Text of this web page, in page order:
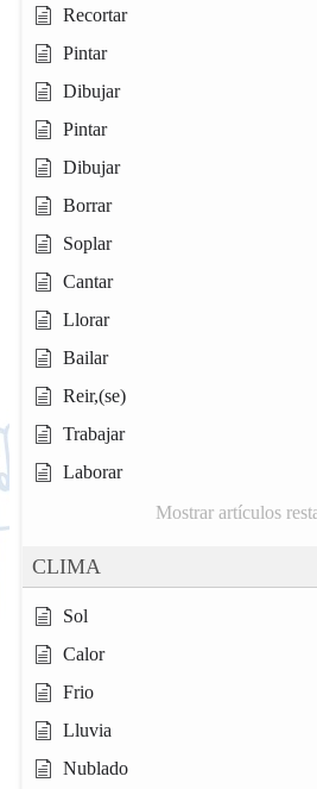
Recortar
Pintar
Dibujar
Pintar
Dibujar
Borrar
Soplar
Cantar
Llorar
Bailar
Reir,(se)
Trabajar
Laborar
Mostrar artículos
CLIMA
Sol
Calor
Frio
Lluvia
Nublado